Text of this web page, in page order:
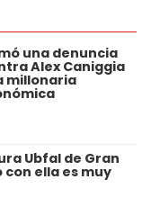
una denuncia
Alex Caniggia
millonaria
Ubfal de Gran
con ella es muy